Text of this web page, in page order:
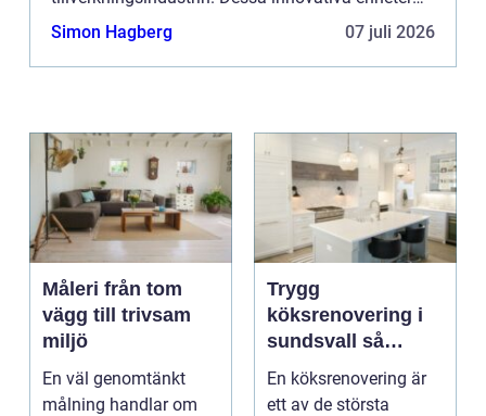
erbjuder en kombination av precision, effektivitet
Simon Hagberg 07 juli 2026
Måleri från tom
vägg till trivsam
miljö
En väl genomtänkt
målning handlar om
Trygg
köksrenovering i
sundsvall så
skapar du ett kök
som håller länge
En köksrenovering är
ett av de största